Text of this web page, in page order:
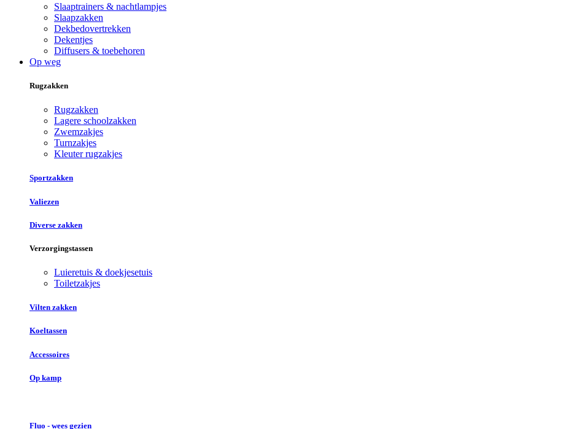
Slaaptrainers & nachtlampjes
Slaapzakken
Dekbedovertrekken
Dekentjes
Diffusers & toebehoren
Op weg
Rugzakken
Rugzakken
Lagere schoolzakken
Zwemzakjes
Turnzakjes
Kleuter rugzakjes
Sportzakken
Valiezen
Diverse zakken
Verzorgingstassen
Luieretuis & doekjesetuis
Toiletzakjes
Vilten zakken
Koeltassen
Accessoires
Op kamp
Fluo - wees gezien